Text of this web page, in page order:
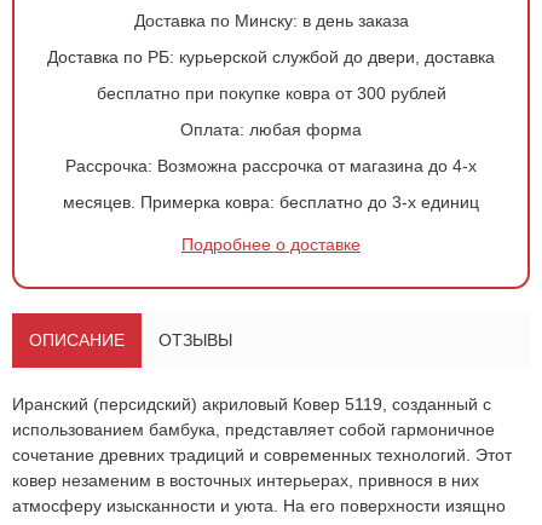
Доставка по Минску: в день заказа
Доставка по РБ: курьерской службой до двери, доставка
бесплатно при покупке ковра от 300 рублей
Оплата: любая форма
Рассрочка: Возможна рассрочка от магазина до 4-х
месяцев. Примерка ковра: бесплатно до 3-х единиц
Подробнее о доставке
ОПИСАНИЕ ОТЗЫВЫ
Иранский (персидский) акриловый Ковер 5119 , созданный с
использованием бамбука, представляет собой гармоничное
сочетание древних традиций и современных технологий. Этот
ковер незаменим в восточных интерьерах, привнося в них
атмосферу изысканности и уюта. На его поверхности изящно